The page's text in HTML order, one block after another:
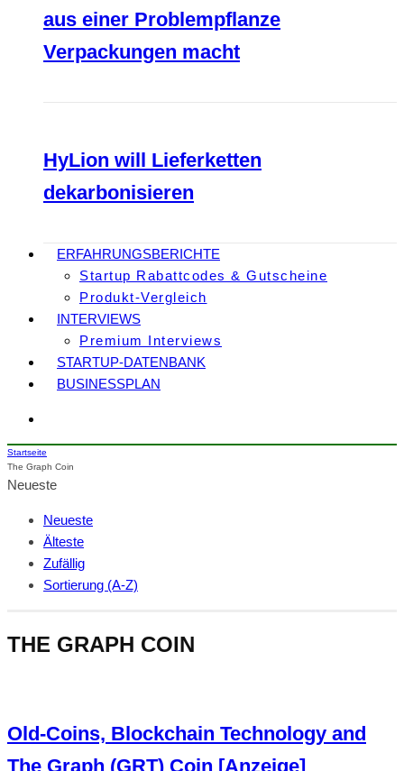
aus einer Problempflanze
Verpackungen macht
HyLion will Lieferketten
dekarbonisieren
ERFAHRUNGSBERICHTE
Startup Rabattcodes & Gutscheine
Produkt-Vergleich
INTERVIEWS
Premium Interviews
STARTUP-DATENBANK
BUSINESSPLAN
Startseite
The Graph Coin
Neueste
Neueste
Älteste
Zufällig
Sortierung (A-Z)
THE GRAPH COIN
Old-Coins, Blockchain Technology and
The Graph (GRT) Coin [Anzeige]